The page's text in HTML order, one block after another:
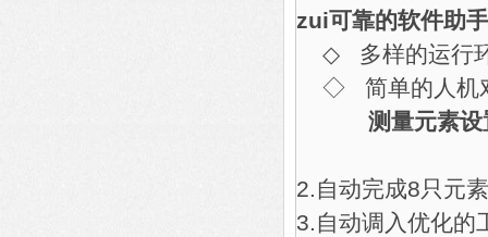
zui可靠的软件助
◇ 多样的运行环
◇ 简单的人机
测量元素
2.自动完成8只元
3.自动调入优化的